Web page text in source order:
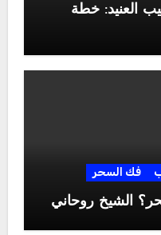
العنيد: خطة
فك السحر
الشيخ روحاني